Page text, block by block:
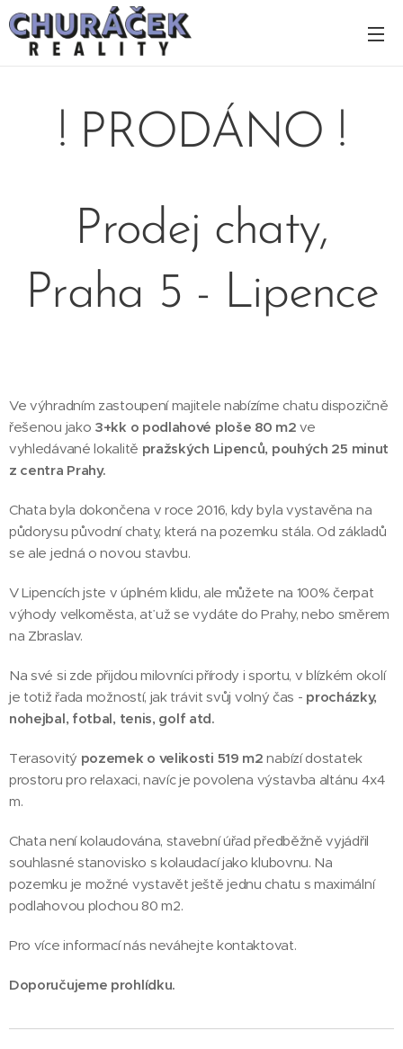
! PRODÁNO !
Prodej chaty,
Praha 5 - Lipence
Ve výhradním zastoupení majitele nabízíme chatu dispozičně
řešenou jako 3+kk o podlahové ploše 80 m2 ve
vyhledávané lokalitě pražských Lipenců, pouhých 25 minut
z centra Prahy.
Chata byla dokončena v roce 2016, kdy byla vystavěna na
půdorysu původní chaty, která na pozemku stála. Od základů
se ale jedná o novou stavbu.
V Lipencích jste v úplném klidu, ale můžete na 100% čerpat
výhody velkoměsta, ať už se vydáte do Prahy, nebo směrem
na Zbraslav.
Na své si zde přijdou milovníci přírody i sportu, v blízkém okolí
je totiž řada možností, jak trávit svůj volný čas - procházky,
nohejbal, fotbal, tenis, golf atd.
Terasovitý pozemek o velikosti 519 m2 nabízí dostatek
prostoru pro relaxaci, navíc je povolena výstavba altánu 4x4
m.
Chata není kolaudována, stavební úřad předběžně vyjádřil
souhlasné stanovisko s kolaudací jako klubovnu. Na
pozemku je možné vystavět ještě jednu chatu s maximální
podlahovou plochou 80 m2.
Pro více informací nás neváhejte kontaktovat.
Doporučujeme prohlídku.